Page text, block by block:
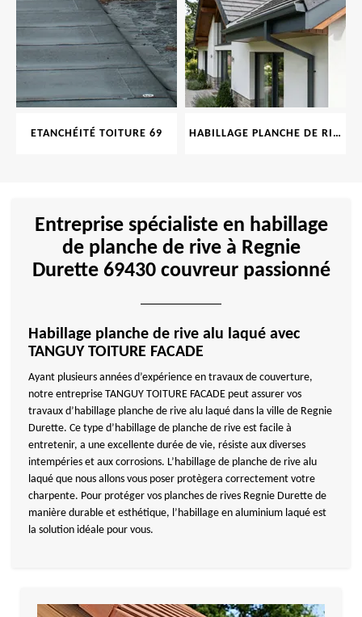
ETANCHÉITÉ TOITURE 69 HABILLAGE PLANCHE DE RIVE 69
Entreprise spécialiste en habillage
de planche de rive à Regnie
Durette 69430 couvreur passionné
Habillage planche de rive alu laqué avec
TANGUY TOITURE FACADE
Ayant plusieurs années d’expérience en travaux de couverture,
notre entreprise TANGUY TOITURE FACADE peut assurer vos
travaux d’habillage planche de rive alu laqué dans la ville de Regnie
Durette. Ce type d’habillage de planche de rive est facile à
entretenir, a une excellente durée de vie, résiste aux diverses
intempéries et aux corrosions. L’habillage de planche de rive alu
laqué que nous allons vous poser protègera correctement votre
charpente. Pour protéger vos planches de rives Regnie Durette de
manière durable et esthétique, l’habillage en aluminium laqué est
la solution idéale pour vous.